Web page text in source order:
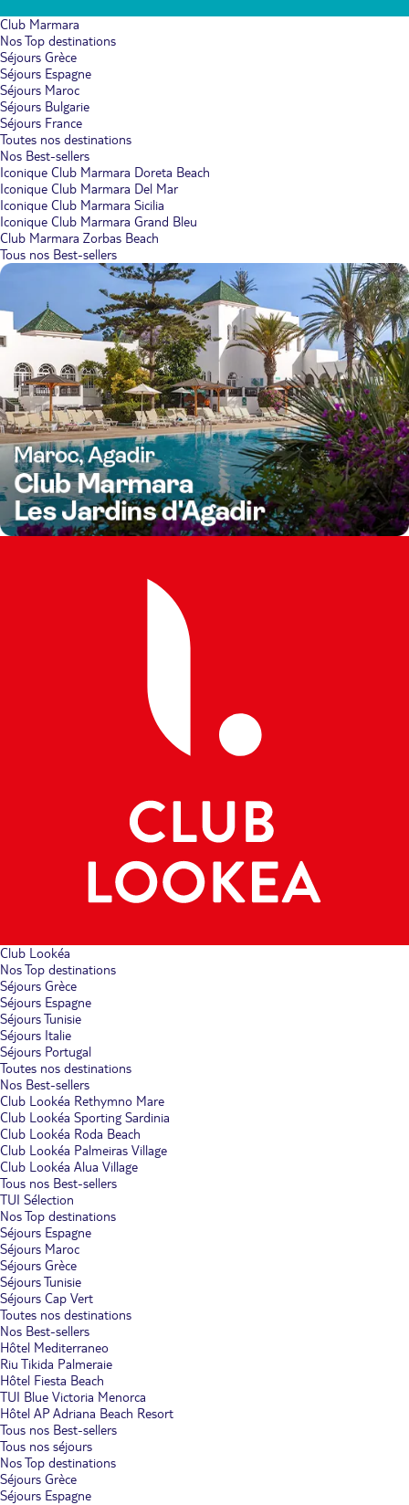
Club Marmara
Nos Top destinations
Séjours Grèce
Séjours Espagne
Séjours Maroc
Séjours Bulgarie
Séjours France
Toutes nos destinations
Nos Best-sellers
Iconique Club Marmara Doreta Beach
Iconique Club Marmara Del Mar
Iconique Club Marmara Sicilia
Iconique Club Marmara Grand Bleu
Club Marmara Zorbas Beach
Tous nos Best-sellers
Club Lookéa
Nos Top destinations
Séjours Grèce
Séjours Espagne
Séjours Tunisie
Séjours Italie
Séjours Portugal
Toutes nos destinations
Nos Best-sellers
Club Lookéa Rethymno Mare
Club Lookéa Sporting Sardinia
Club Lookéa Roda Beach
Club Lookéa Palmeiras Village
Club Lookéa Alua Village
Tous nos Best-sellers
TUI Sélection
Nos Top destinations
Séjours Espagne
Séjours Maroc
Séjours Grèce
Séjours Tunisie
Séjours Cap Vert
Toutes nos destinations
Nos Best-sellers
Hôtel Mediterraneo
Riu Tikida Palmeraie
Hôtel Fiesta Beach
TUI Blue Victoria Menorca
Hôtel AP Adriana Beach Resort
Tous nos Best-sellers
Tous nos séjours
Nos Top destinations
Séjours Grèce
Séjours Espagne